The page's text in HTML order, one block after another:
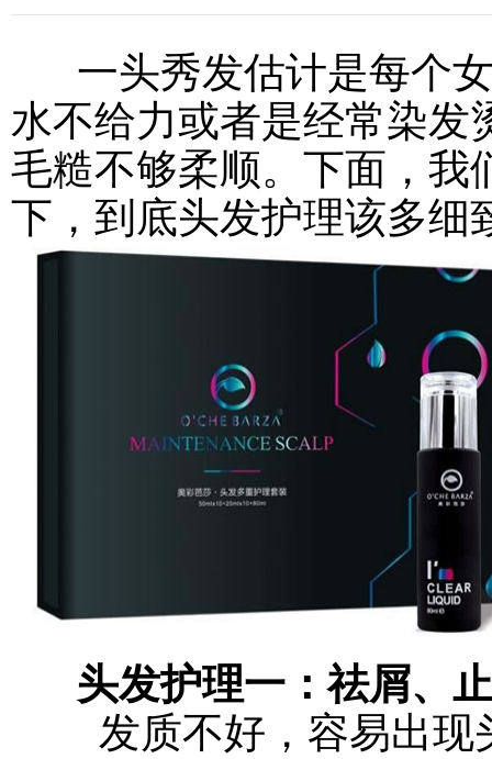
一头秀发估计是每个女
水不给力或者是经常染发
毛糙不够柔顺。下面，我
下，到底头发护理该多细
头发护理一：祛屑、
发质不好，容易出现